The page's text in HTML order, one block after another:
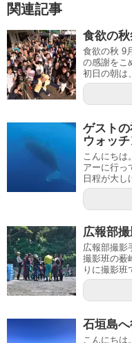
関連記事
食欲の秋
食欲の秋 9
の感謝をこ
初日の朝は
ゲスト
ウォッ
こんにちは
アーに行っ
日程が大し
広報部
広報部撮影
撮影班の薮
りに撮影班
石垣島へ
こんにちは